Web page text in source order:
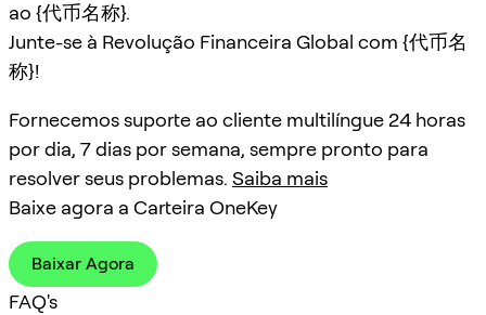
ao {代币名称}.
Junte-se à Revolução Financeira Global com {代币名
称}!
Fornecemos suporte ao cliente multilíngue 24 horas
por dia, 7 dias por semana, sempre pronto para
resolver seus problemas. Saiba mais
Baixe agora a Carteira OneKey
Baixar Agora
FAQ's